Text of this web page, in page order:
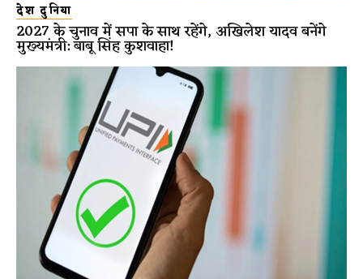
देश दुनिया
2027 के चुनाव में सपा के साथ रहेंगे, अखिलेश यादव बनेंगे
मुख्यमंत्री: बाबू सिंह कुशवाहा!